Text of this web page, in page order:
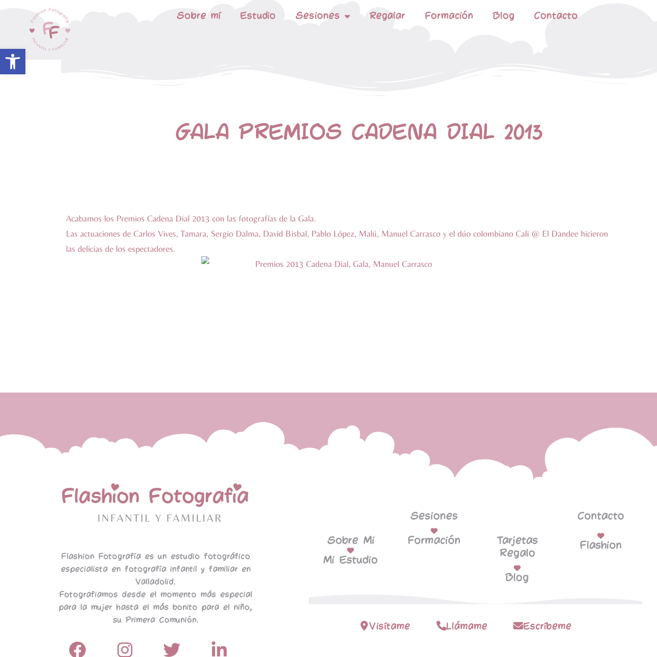
Abrir barra de herramientas
Sobre mí Estudio Sesiones Regalar Formación Blog Contacto
GALA PREMIOS CADENA DIAL 2013
Acabamos los Premios Cadena Dial 2013 con las fotografías de la Gala.
Las actuaciones de Carlos Vives, Tamara, Sergio Dalma, David Bisbal, Pablo López, Malú, Manuel Carrasco y el dúo colombiano Cali @ El Dandee hicieron
las delicias de los espectadores.
Flashion Fotografía es un estudio fotográfico
especialista en fotografía infantil y familiar en
Valladolid.
Fotografiamos desde el momento más especial
para la mujer hasta el más bonito para el niño,
su Primera Comunión.
Sobre Mi
Mi Estudio
Sesiones
Formación
Tarjetas
Regalo
Blog
Contacto
Flashion
Visítame Llámame Escríbeme